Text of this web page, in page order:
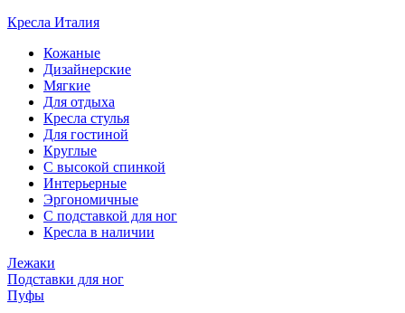
Кресла Италия
Кожаные
Дизайнерские
Мягкие
Для отдыха
Кресла стулья
Для гостиной
Круглые
С высокой спинкой
Интерьерные
Эргономичные
С подставкой для ног
Кресла в наличии
Лежаки
Подставки для ног
Пуфы